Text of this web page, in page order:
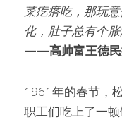
菜疙瘩吃，那玩
——高帅富王德民
1961年的春节，
职工们吃上了一